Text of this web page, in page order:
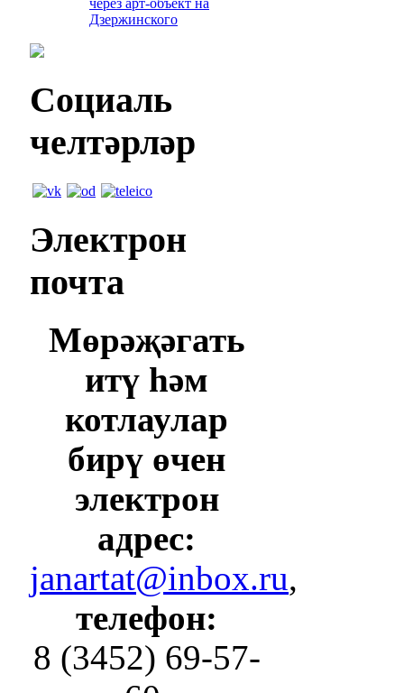
через арт-объект на
Дзержинского
Социаль
челтәрләр
Электрон
почта
Мөрәҗәгать
итү һәм
котлаулар
бирү өчен
электрон
адрес:
janartat@inbox.ru,
телефон:
8 (3452) 69-57-